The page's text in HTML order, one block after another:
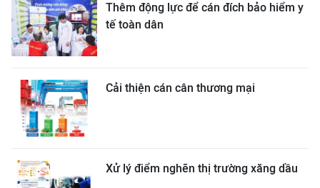
Thêm động lực để cán đích bảo hiểm y
tế toàn dân
Cải thiện cán cân thương mại
Xử lý điểm nghẽn thị trường xăng dầu